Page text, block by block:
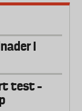
i
test –